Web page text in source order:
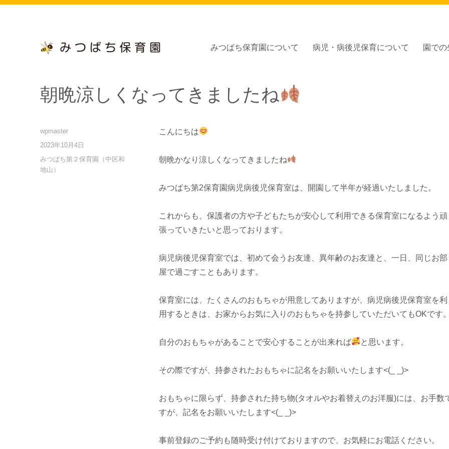
みつばち保育園について 病児・病後児保育について 園での
朝晩涼しくなってきましたね
こんにちは
朝晩かなり涼しくなってきましたね
みつばち第2保育園病児病後児保育室は、開園して半年が経過いたしました。
これからも、保護者の方や子どもたちが安心して利用できる保育室になるよう頑
張っていきたいと思っております。
病児病後児保育室では、初めて会うお友達、異年齢のお友達と、一日、同じお部
屋で過ごすこともあります。
保育室には、たくさんのおもちゃが用意してありますが、病児病後児保育室を利
用するときは、お家からお気に入りのおもちゃを持参していただいてもOKです
自分のおもちゃがあることで安心することが出来れば と思います。
その際ですが、持参されたおもちゃに記名をお願いいたします<(_ _)>
おもちゃに限らず、持参された持ち物(タオルやお着替えのお洋服)には、お手数
すが、記名をお願いいたします<(_ _)>
事前登録のご予約も随時受け付けておりますので、お気軽にお電話ください。
投
稿
wpmaster
投
日:
2023年10月4日
カ
テ
みつばち第２保育園（中区和
地山）